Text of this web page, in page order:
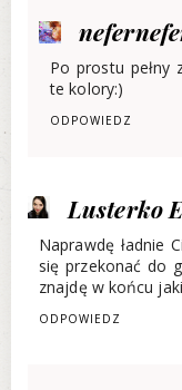
Po prostu pełny
te kolory:)
ODPOWIEDZ
Lusterko
Naprawdę ładnie
się przekonać do
znajdę w końcu
ODPOWIEDZ